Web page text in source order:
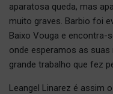
aparatosa queda, mas
muito graves. Barbio foi
Baixo Vouga e encontra-
onde esperamos as
grande trabalho que fez
Leangel Linarez é assim